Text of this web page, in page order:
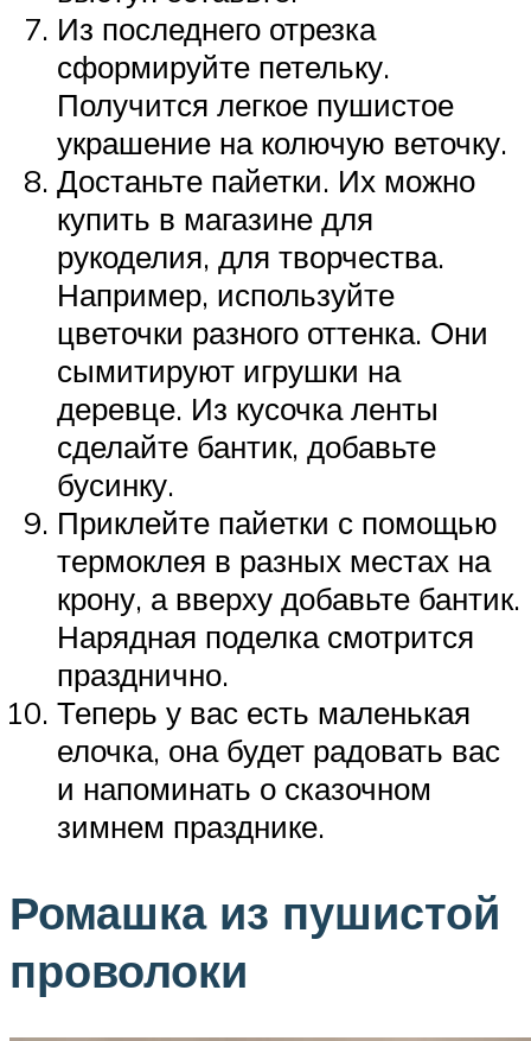
Из последнего отрезка
сформируйте петельку.
Получится легкое пушистое
украшение на колючую веточку.
Достаньте пайетки. Их можно
купить в магазине для
рукоделия, для творчества.
Например, используйте
цветочки разного оттенка. Они
сымитируют игрушки на
деревце. Из кусочка ленты
сделайте бантик, добавьте
бусинку.
Приклейте пайетки с помощью
термоклея в разных местах на
крону, а вверху добавьте бантик.
Нарядная поделка смотрится
празднично.
Теперь у вас есть маленькая
елочка, она будет радовать вас
и напоминать о сказочном
зимнем празднике.
Ромашка из пушистой
проволоки